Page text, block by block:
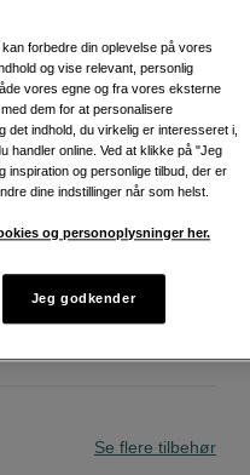
Se flere tilbehør
forbedre din oplevelse på vores
og vise relevant, personlig
vores egne og fra vores eksterne
dem for at personalisere
det indhold, du virkelig er interesseret i,
handler online. Ved at klikke på "Jeg
og personlige tilbud, der er
dine indstillinger når som helst.
og personoplysninger her.
Jeg godkender